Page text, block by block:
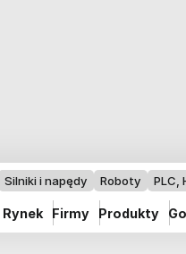
Silniki i napędy Roboty PLC,
Rynek Firmy Produkty